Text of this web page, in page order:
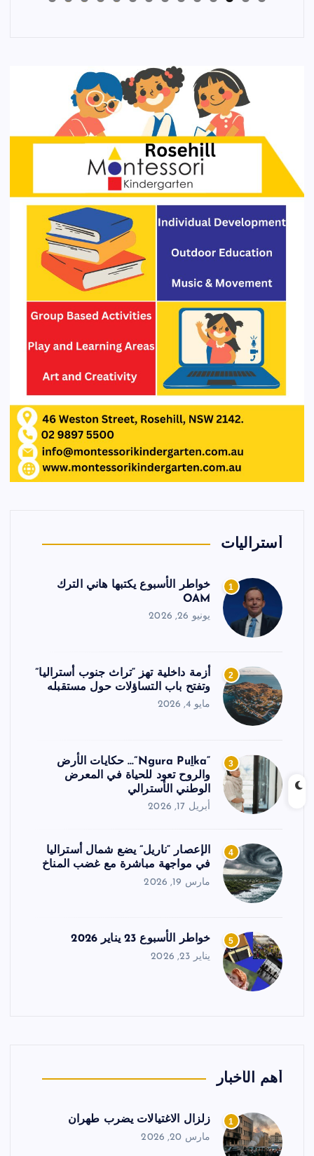
أستراليات
1
خواطر الأسبوع يكتبها هاني الترك
OAM
يونيو 26, 2026
2
أزمة داخلية تهز “تراث جنوب أستراليا”
وتفتح باب التساؤلات حول مستقبله
مايو 4, 2026
3
“Ngura Puḻka”… حكايات الأرض
والروح تعود للحياة في المعرض
الوطني الأسترالي
أبريل 17, 2026
4
الإعصار “ناريل” يضع شمال أستراليا
في مواجهة مباشرة مع غضب المناخ
مارس 19, 2026
5 خواطر الأسبوع 23 يناير 2026
يناير 23, 2026
أهم الأخبار
1 زلزال الاغتيالات يضرب طهران
مارس 20, 2026